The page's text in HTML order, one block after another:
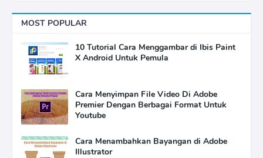
MOST POPULAR
10 Tutorial Cara Menggambar di Ibis Paint
X Android Untuk Pemula
Cara Menyimpan File Video Di Adobe
Premier Dengan Berbagai Format Untuk
Youtube
Cara Menambahkan Bayangan di Adobe
Illustrator